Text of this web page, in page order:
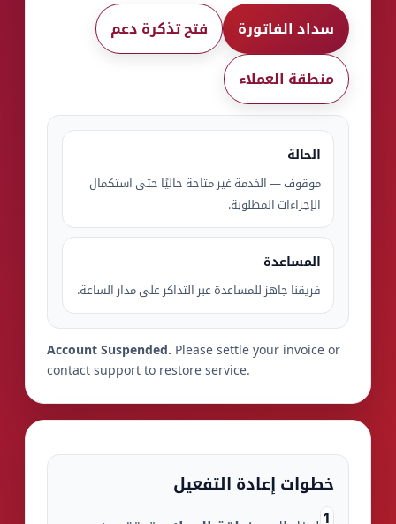
سداد الفاتورة فتح تذكرة دعم
منطقة العملاء
الحالة
موقوف — الخدمة غير متاحة حاليًا حتى استكمال
الإجراءات المطلوبة.
المساعدة
فريقنا جاهز للمساعدة عبر التذاكر على مدار الساعة.
Account Suspended. Please settle your invoice or
contact support to restore service.
خطوات إعادة التفعيل
1